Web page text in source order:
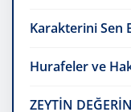
Karakterini Sen
Hurafeler ve
ZEYTİN